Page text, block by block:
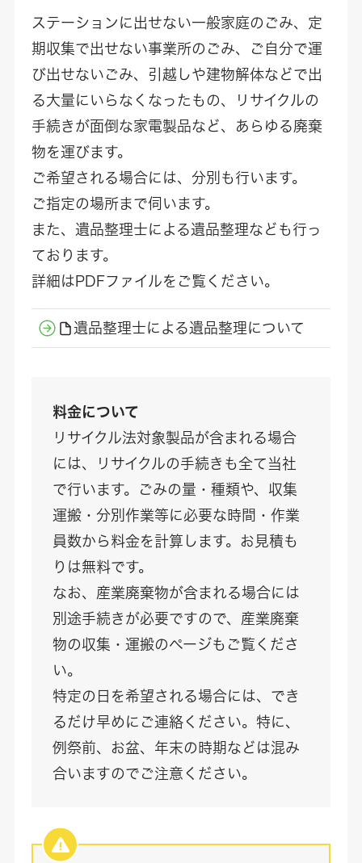
ステーションに出せない一般家庭のごみ、定
期収集で出せない事業所のごみ、ご自分で運
び出せないごみ、引越しや建物解体などで出
る大量にいらなくなったもの、リサイクルの
手続きが面倒な家電製品など、あらゆる廃棄
物を運びます。
ご希望される場合には、分別も行います。
ご指定の場所まで伺います。
また、遺品整理士による遺品整理なども行っ
ております。
詳細はPDFファイルをご覧ください。
遺品整理士による遺品整理について
料金について
リサイクル法対象製品が含まれる場合
には、リサイクルの手続きも全て当社
で行います。ごみの量・種類や、収集
運搬・分別作業等に必要な時間・作業
員数から料金を計算します。お見積も
りは無料です。
なお、産業廃棄物が含まれる場合には
別途手続きが必要ですので、産業廃棄
物の収集・運搬のページもご覧くださ
い。
特定の日を希望される場合には、でき
るだけ早めにご連絡ください。特に、
例祭前、お盆、年末の時期などは混み
合いますのでご注意ください。